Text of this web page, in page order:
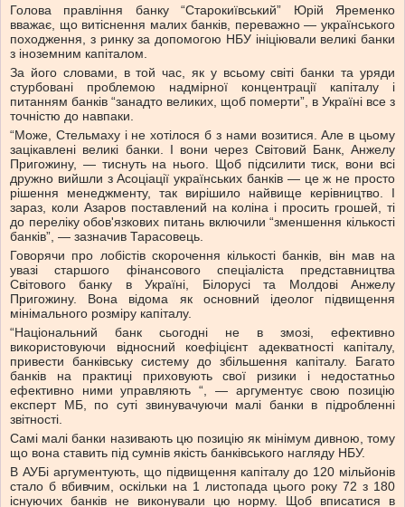
Голова правління банку “Старокиївський” Юрій Яременко
вважає, що витіснення малих банків, переважно — українського
походження, з ринку за допомогою НБУ ініціювали великі банки
з іноземним капіталом.
За його словами, в той час, як у всьому світі банки та уряди
стурбовані проблемою надмірної концентрації капіталу і
питанням банків “занадто великих, щоб померти”, в Україні все з
точністю до навпаки.
“Може, Стельмаху і не хотілося б з нами возитися. Але в цьому
зацікавлені великі банки. І вони через Світовий Банк, Анжелу
Пригожину, — тиснуть на нього. Щоб підсилити тиск, вони всі
дружно вийшли з Асоціації українських банків — це ж не просто
рішення менеджменту, так вирішило найвище керівництво. І
зараз, коли Азаров поставлений на коліна і просить грошей, ті
до переліку обов'язкових питань включили “зменшення кількості
банків”, — зазначив Тарасовець.
Говорячи про лобістів скорочення кількості банків, він мав на
увазі старшого фінансового спеціаліста представництва
Світового банку в Україні, Білорусі та Молдові Анжелу
Пригожину. Вона відома як основний ідеолог підвищення
мінімального розміру капіталу.
“Національний банк сьогодні не в змозі, ефективно
використовуючи відносний коефіцієнт адекватності капіталу,
привести банківську систему до збільшення капіталу. Багато
банків на практиці приховують свої ризики і недостатньо
ефективно ними управляють “, — аргументує свою позицію
експерт МБ, по суті звинувачуючи малі банки в підробленні
звітності.
Самі малі банки називають цю позицію як мінімум дивною, тому
що вона ставить під сумнів якість банківського нагляду НБУ.
В АУБі аргументують, що підвищення капіталу до 120 мільйонів
стало б вбивчим, оскільки на 1 листопада цього року 72 з 180
існуючих банків не виконували цю норму. Щоб вписатися в